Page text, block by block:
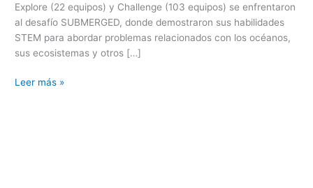
Explore (22 equipos) y Challenge (103 equipos) se enfrentaron
al desafío SUBMERGED, donde demostraron sus habilidades
STEM para abordar problemas relacionados con los océanos,
sus ecosistemas y otros […]
Leer más »